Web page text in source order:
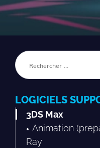
LOGICIELS
3DS Max
Animation
Ray